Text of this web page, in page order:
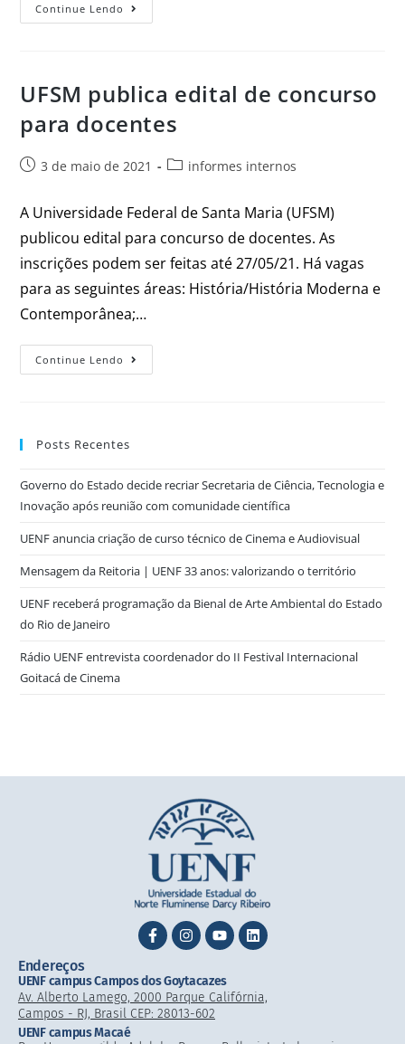
Continue Lendo
UFSM publica edital de concurso
para docentes
3 de maio de 2021 informes internos
A Universidade Federal de Santa Maria (UFSM)
publicou edital para concurso de docentes. As
inscrições podem ser feitas até 27/05/21. Há vagas
para as seguintes áreas: História/História Moderna e
Contemporânea;…
Continue Lendo
Posts Recentes
Governo do Estado decide recriar Secretaria de Ciência, Tecnologia e
Inovação após reunião com comunidade científica
UENF anuncia criação de curso técnico de Cinema e Audiovisual
Mensagem da Reitoria | UENF 33 anos: valorizando o território
UENF receberá programação da Bienal de Arte Ambiental do Estado
do Rio de Janeiro
Rádio UENF entrevista coordenador do II Festival Internacional
Goitacá de Cinema
Endereços
UENF campus Campos dos Goytacazes
Av. Alberto Lamego, 2000 Parque Califórnia,
Campos - RJ, Brasil CEP: 28013-602
UENF campus Macaé